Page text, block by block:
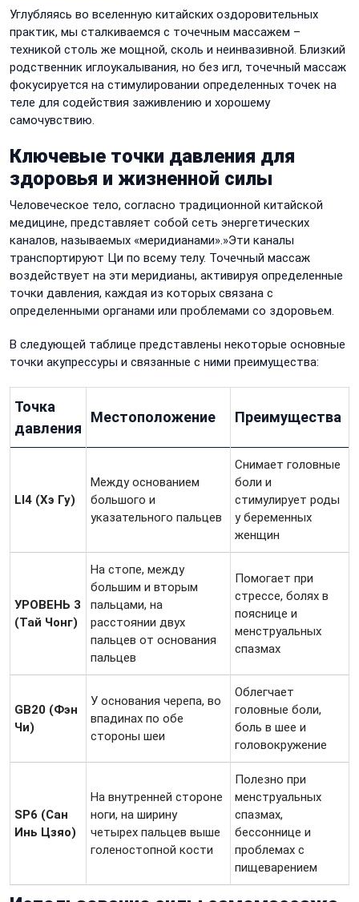
Углубляясь во вселенную китайских оздоровительных
практик, мы сталкиваемся с точечным массажем –
техникой столь же мощной, сколь и неинвазивной. Близкий
родственник иглоукалывания, но без игл, точечный массаж
фокусируется на стимулировании определенных точек на
теле для содействия заживлению и хорошему
самочувствию.
Ключевые точки давления для
здоровья и жизненной силы
Человеческое тело, согласно традиционной китайской
медицине, представляет собой сеть энергетических
каналов, называемых «меридианами».»Эти каналы
транспортируют Ци по всему телу. Точечный массаж
воздействует на эти меридианы, активируя определенные
точки давления, каждая из которых связана с
определенными органами или проблемами со здоровьем.
В следующей таблице представлены некоторые основные
точки акупрессуры и связанные с ними преимущества:
Точка
давления
Местоположение Преимущества
LI4 (Хэ Гу)
Между основанием
большого и
указательного пальцев
Снимает головные
боли и
стимулирует роды
у беременных
женщин
УРОВЕНЬ 3
(Тай Чонг)
На стопе, между
большим и вторым
пальцами, на
расстоянии двух
пальцев от основания
пальцев
Помогает при
стрессе, болях в
пояснице и
менструальных
спазмах
GB20 (Фэн
Чи)
У основания черепа, во
впадинах по обе
стороны шеи
Облегчает
головные боли,
боль в шее и
головокружение
SP6 (Сан
Инь Цзяо)
На внутренней стороне
ноги, на ширину
четырех пальцев выше
голеностопной кости
Полезно при
менструальных
спазмах,
бессоннице и
проблемах с
пищеварением